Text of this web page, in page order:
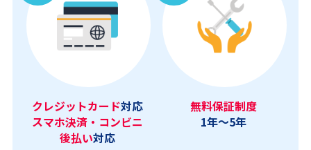
クレジットカード対応
スマホ決済・コンビニ
後払い対応
無料保証制度
1年～5年